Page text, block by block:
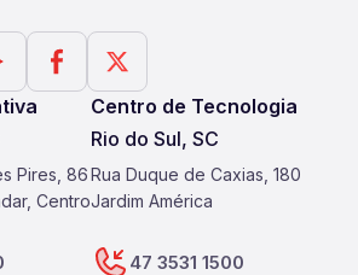
Pires, 86
Centro
Centro de Tecnologia
Rio do Sul, SC
Rua Duque de Caxias, 180
Jardim América
47 3531 1500